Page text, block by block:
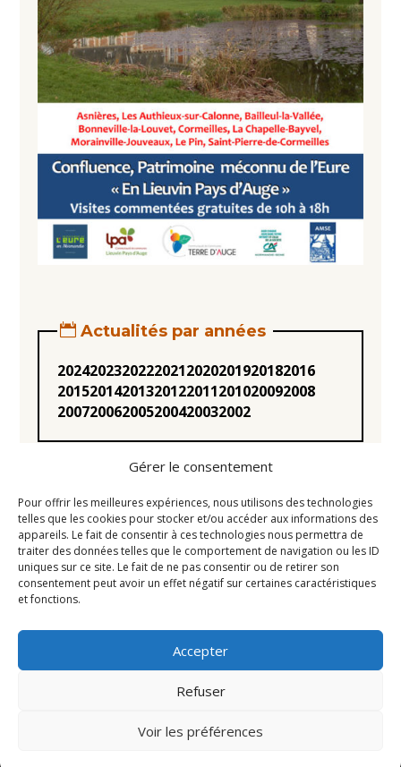
Gérer le consentement
Pour offrir les meilleures expériences, nous utilisons des technologies
telles que les cookies pour stocker et/ou accéder aux informations des
appareils. Le fait de consentir à ces technologies nous permettra de
traiter des données telles que le comportement de navigation ou les ID
uniques sur ce site. Le fait de ne pas consentir ou de retirer son
consentement peut avoir un effet négatif sur certaines caractéristiques
et fonctions.
Accepter
Refuser
Voir les préférences
Actualités par années
20242023202220212020201920182016
20152014201320122011201020092008
200720062005200420032002
Statuts
Règlement intérieur
Mentions légales
Liens utiles